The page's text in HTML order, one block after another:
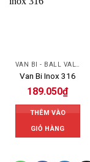
VAN BI - BALL VALVES
Van Bi Inox 316
189.050₫
THÊM VÀO
GIỎ HÀNG